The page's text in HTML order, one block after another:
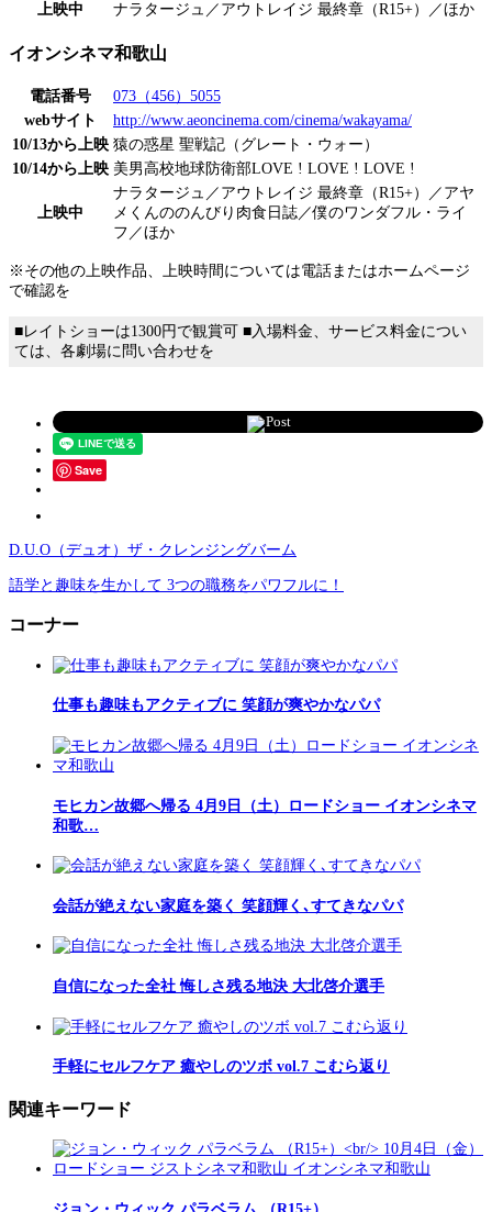
上映中
ナラタージュ／アウトレイジ 最終章（R15+）／ほか
イオンシネマ和歌山
電話番号
073（456）5055
webサイト
http://www.aeoncinema.com/cinema/wakayama/
10/13から上映 猿の惑星 聖戦記（グレート・ウォー）
10/14から上映 美男高校地球防衛部LOVE ! LOVE ! LOVE !
上映中
ナラタージュ／アウトレイジ 最終章（R15+）／アヤ
メくんののんびり肉食日誌／僕のワンダフル・ライ
フ／ほか
※その他の上映作品、上映時間については電話またはホームページ
で確認を
■レイトショーは1300円で観賞可 ■入場料金、サービス料金につい
ては、各劇場に問い合わせを
Post
Save
D.U.O（デュオ）ザ・クレンジングバーム
語学と趣味を生かして 3つの職務をパワフルに！
コーナー
仕事も趣味もアクティブに 笑顔が爽やかなパパ
モヒカン故郷へ帰る 4月9日（土）ロードショー イオンシネマ
和歌…
会話が絶えない家庭を築く 笑顔輝く､すてきなパパ
自信になった全社 悔しさ残る地決 大北啓介選手
手軽にセルフケア 癒やしのツボ vol.7 こむら返り
関連キーワード